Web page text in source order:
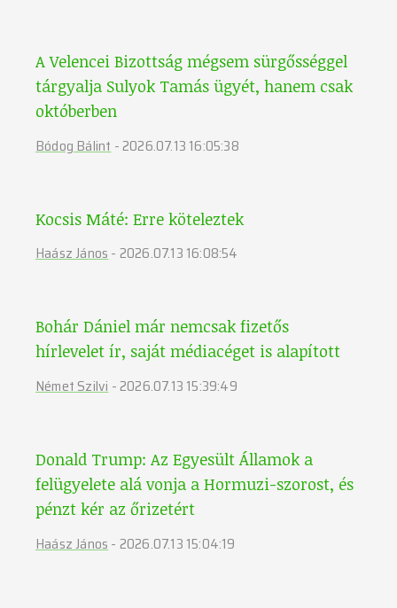
A Velencei Bizottság mégsem sürgősséggel
tárgyalja Sulyok Tamás ügyét, hanem csak
októberben
Bódog Bálint - 2026.07.13 16:05:38
Kocsis Máté: Erre köteleztek
Haász János- 2026.07.13 16:08:54
Bohár Dániel már nemcsak fizetős
hírlevelet ír, saját médiacéget is alapított
Német Szilvi- 2026.07.13 15:39:49
Donald Trump: Az Egyesült Államok a
felügyelete alá vonja a Hormuzi-szorost, és
pénzt kér az őrizetért
Haász János - 2026.07.13 15:04:19